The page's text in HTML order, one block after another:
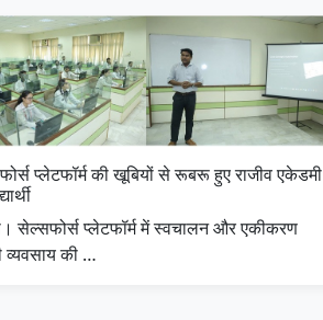
प्लेटफॉर्म की खूबियों से रूबरू हुए राजीव एकेडमी
सेल्सफोर्स प्लेटफॉर्म में स्वचालन और एकीकरण
व्यवसाय की …